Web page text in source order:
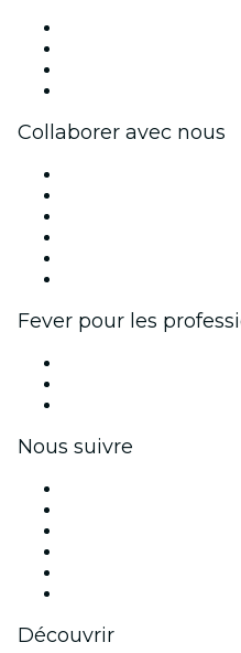
Collaborer avec nous
Fever pour les
Nous suivre
Découvrir